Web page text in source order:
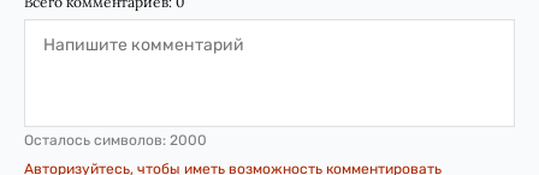
Осталось символов: 2000
Авторизуйтесь, чтобы иметь возможность комментировать